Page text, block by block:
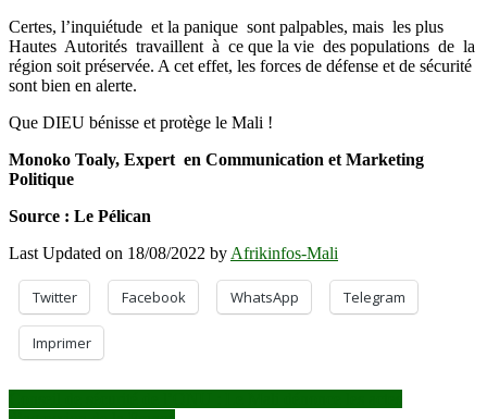
Certes, l’inquiétude et la panique sont palpables, mais les plus
Hautes Autorités travaillent à ce que la vie des populations de la
région soit préservée. A cet effet, les forces de défense et de sécurité
sont bien en alerte.
Que DIEU bénisse et protège le Mali !
Monoko Toaly, Expert en Communication et Marketing
Politique
Source : Le Pélican
Last Updated on 18/08/2022 by Afrikinfos-Mali
Twitter Facebook WhatsApp Telegram
Imprimer
Navigation